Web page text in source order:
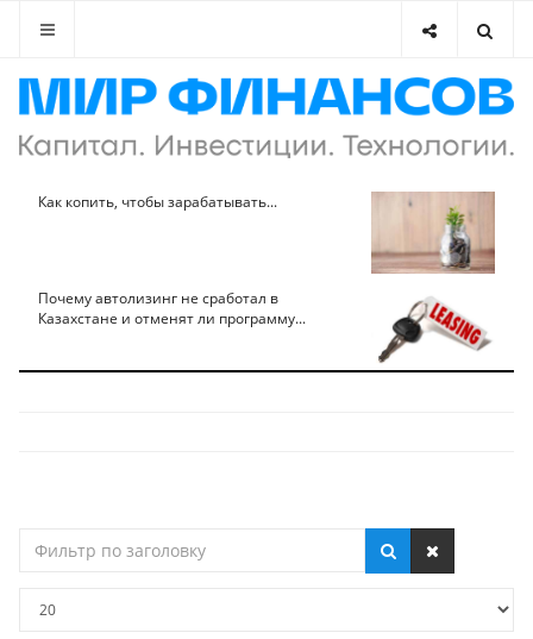
Как копить, чтобы зарабатывать...
Почему автолизинг не сработал в
Казахстане и отменят ли программу...
по